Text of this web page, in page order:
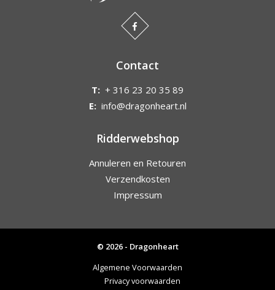
Contact
T: + 316 23 20 35 89
E: info@dragonheart.nl
Ridderwebshop
Annuleren en Retouren
Verzendkosten
Impressum
© 2026 - Dragonheart
Algemene Voorwaarden
Privacy voorwaarden